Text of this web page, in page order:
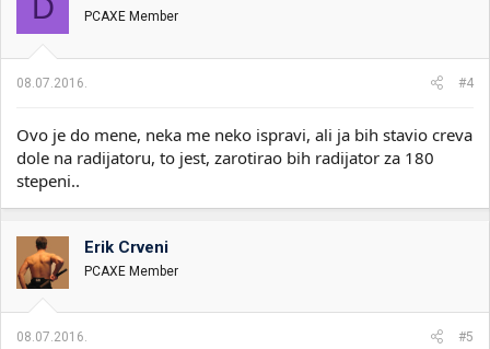
D PCAXE Member
08.07.2016. #4
Ovo je do mene, neka me neko ispravi, ali ja bih stavio creva
dole na radijatoru, to jest, zarotirao bih radijator za 180
stepeni..
Erik Crveni
PCAXE Member
08.07.2016. #5